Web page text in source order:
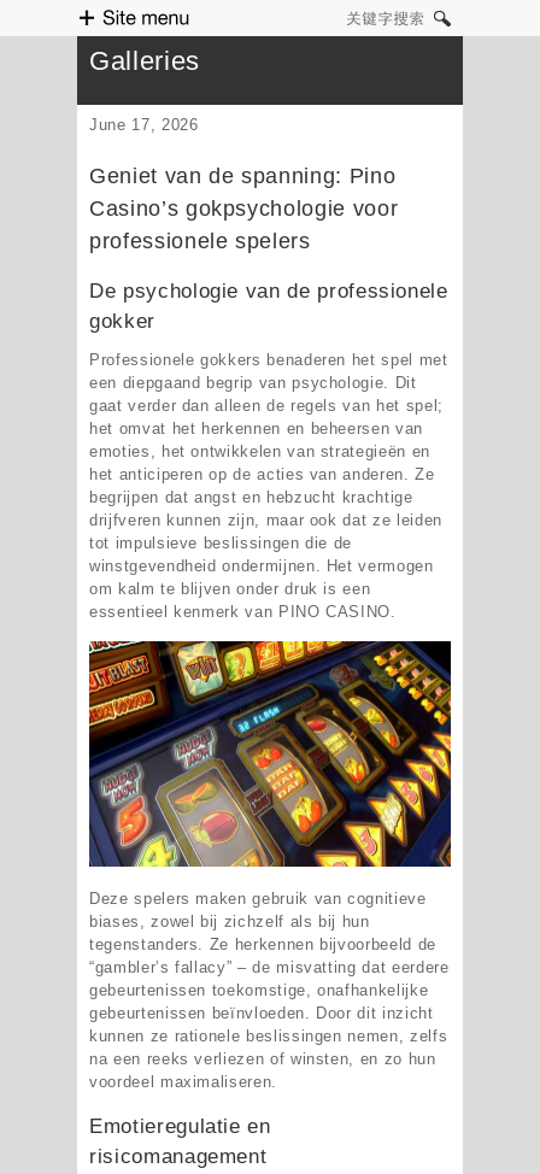
Galleries
June 17, 2026
Geniet van de spanning: Pino
Casino’s gokpsychologie voor
professionele spelers
De psychologie van de professionele
gokker
Professionele gokkers benaderen het spel met
een diepgaand begrip van psychologie. Dit
gaat verder dan alleen de regels van het spel;
het omvat het herkennen en beheersen van
emoties, het ontwikkelen van strategieën en
het anticiperen op de acties van anderen. Ze
begrijpen dat angst en hebzucht krachtige
drijfveren kunnen zijn, maar ook dat ze leiden
tot impulsieve beslissingen die de
winstgevendheid ondermijnen. Het vermogen
om kalm te blijven onder druk is een
essentieel kenmerk van PINO CASINO.
Deze spelers maken gebruik van cognitieve
biases, zowel bij zichzelf als bij hun
tegenstanders. Ze herkennen bijvoorbeeld de
“gambler’s fallacy” – de misvatting dat eerdere
gebeurtenissen toekomstige, onafhankelijke
gebeurtenissen beïnvloeden. Door dit inzicht
kunnen ze rationele beslissingen nemen, zelfs
na een reeks verliezen of winsten, en zo hun
voordeel maximaliseren.
Emotieregulatie en
risicomanagement